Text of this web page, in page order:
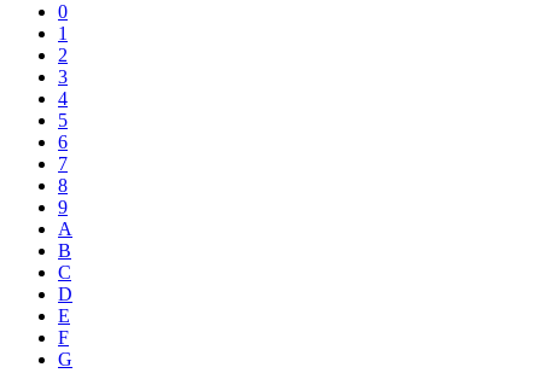
0
1
2
3
4
5
6
7
8
9
A
B
C
D
E
F
G